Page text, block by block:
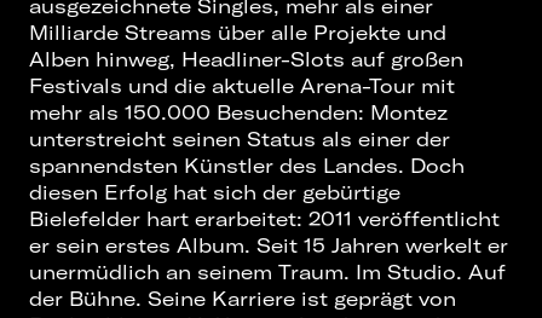
ausgezeichnete Singles, mehr als einer
Milliarde Streams über alle Projekte und
Alben hinweg, Headliner-Slots auf großen
Festivals und die aktuelle Arena-Tour mit
mehr als 150.000 Besuchenden: Montez
unterstreicht seinen Status als einer der
spannendsten Künstler des Landes. Doch
diesen Erfolg hat sich der gebürtige
Bielefelder hart erarbeitet: 2011 veröffentlicht
er sein erstes Album. Seit 15 Jahren werkelt er
unermüdlich an seinem Traum. Im Studio. Auf
der Bühne. Seine Karriere ist geprägt von